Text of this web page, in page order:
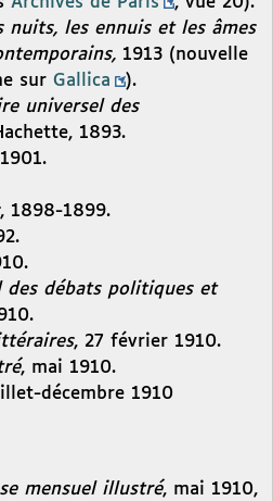
nuits, les ennuis et les âmes
1913 (nouvelle
sur Gallica
).
universel des
1893.
, 1898-1899.
des débats politiques et
, 27 février 1910.
, mai 1910.
décembre 1910
mensuel illustré, mai 1910,